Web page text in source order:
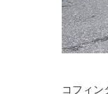
コフィン